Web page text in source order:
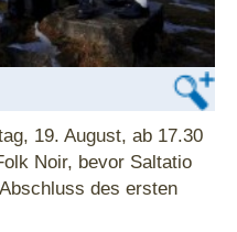
19. August, ab 17.30
Noir, bevor Saltatio
des ersten